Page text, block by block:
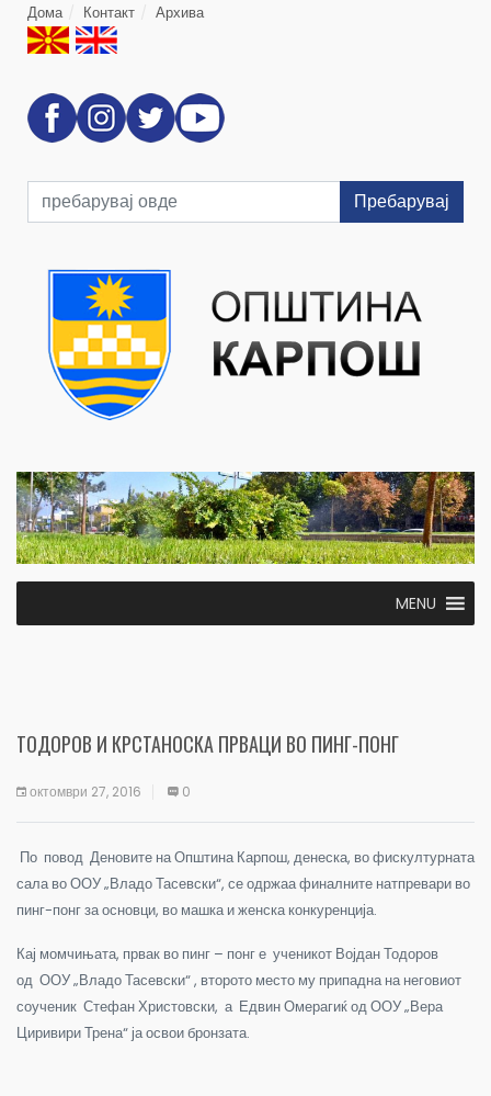
Дома Контакт Архива
Пребарувај
MENU
ТОДОРОВ И КРСТАНОСКА ПРВАЦИ ВО ПИНГ-ПОНГ
октомври 27, 2016 0
По повод Деновите на Општина Карпош, денеска, во фискултурната
сала во ООУ „Владо Тасевски“, се одржаа финалните натпревари во
пинг-понг за основци, во машка и женска конкуренција.
Кај момчињата, првак во пинг – понг е ученикот Војдан Тодоров
од ООУ „Владо Тасевски“ , второто место му припадна на неговиот
соученик Стефан Христовски, а Едвин Омерагиќ од ООУ „Вера
Циривири Трена“ ја освои бронзата.